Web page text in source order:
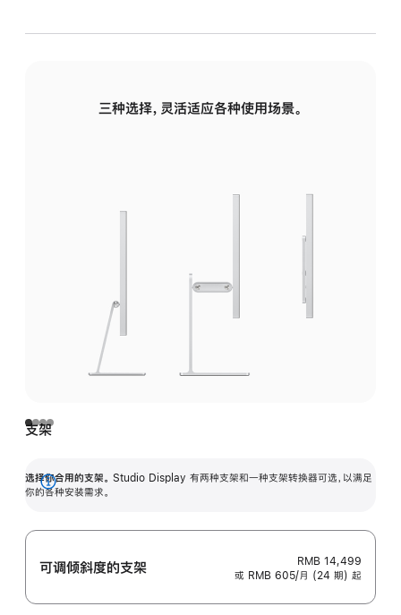
三种选择，灵活适应各种使用场景。
支架
选择你合用的支架。 Studio Display 有两种支架和一种支架转换器可选，以满足
你的各种安装需求。
展
可调倾斜度的支架
RMB 14,499
或 RMB 605/月 (24 期) 起